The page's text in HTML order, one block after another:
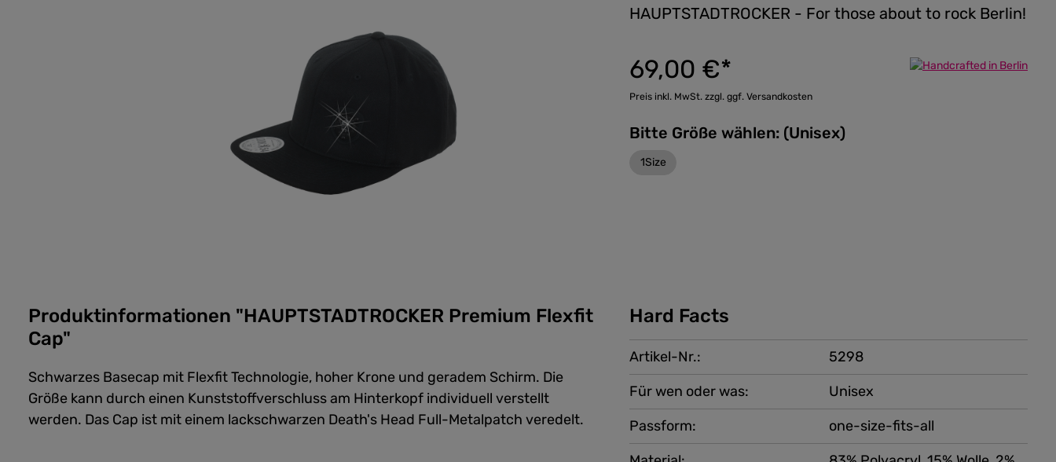
HAUPTSTADTROCKER - For those about to rock Berlin!
69,00 €*
Preis inkl. MwSt. zzgl. ggf. Versandkosten
Bitte Größe wählen: (Unisex)
1Size
Produktinformationen "HAUPTSTADTROCKER Premium Flexfit
Cap"
Schwarzes Basecap mit Flexfit Technologie, hoher Krone und geradem Schirm. Die
Größe kann durch einen Kunststoffverschluss am Hinterkopf individuell verstellt
werden. Das Cap ist mit einem lackschwarzen Death's Head Full-Metalpatch veredelt.
Hard Facts
Artikel-Nr.:
5298
Für wen oder was:
Unisex
Passform:
one-size-fits-all